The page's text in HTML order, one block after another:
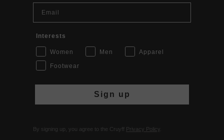
Interests
Women Men
Apparel
Footwear
Sign up
By signing up, you agree to the Cruyff Privacy Policy